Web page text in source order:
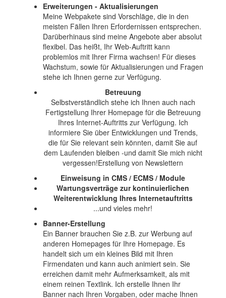
Erweiterungen - Aktualisierungen
Meine Webpakete sind Vorschläge, die in den
meisten Fällen Ihren Erfordernissen entsprechen.
Darüberhinaus sind meine Angebote aber absolut
flexibel. Das heißt, Ihr Web-Auftritt kann
problemlos mit Ihrer Firma wachsen! Für dieses
Wachstum, sowie für Aktualisierungen und Fragen
stehe ich Ihnen gerne zur Verfügung.
Betreuung
Selbstverständlich stehe ich Ihnen auch nach
Fertigstellung Ihrer Homepage für die Betreuung
Ihres Internet-Auftritts zur Verfügung. Ich
informiere Sie über Entwicklungen und Trends,
die für Sie relevant sein könnten, damit Sie auf
dem Laufenden bleiben -und damit Sie mich nicht
vergessen!Erstellung von Newslettern
Einweisung in CMS / ECMS / Module
Wartungsverträge zur kontinuierlichen
Weiterentwicklung Ihres Internetauftritts
...und vieles mehr!
Banner-Erstellung
Ein Banner brauchen Sie z.B. zur Werbung auf
anderen Homepages für Ihre Homepage. Es
handelt sich um ein kleines Bild mit Ihren
Firmendaten und kann auch animiert sein. Sie
erreichen damit mehr Aufmerksamkeit, als mit
einem reinen Textlink. Ich erstelle Ihnen Ihr
Banner nach Ihren Vorgaben, oder mache Ihnen